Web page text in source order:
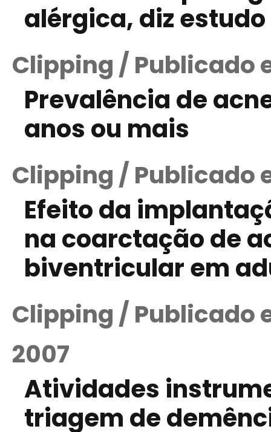
alérgica, diz estudo
Clipping / Publicado
Prevalência de
anos ou mais
Clipping / Publicado
Efeito da
na coarctação de
biventricular em
Clipping / Publicado
2007
Atividades
triagem de